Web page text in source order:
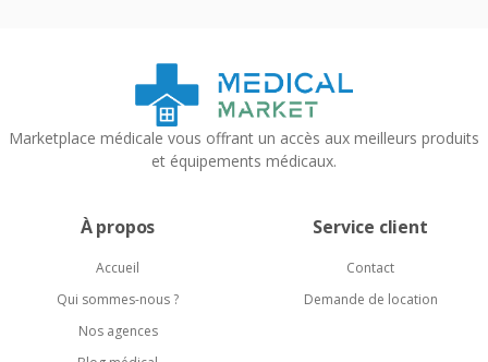
Marketplace médicale vous offrant un accès aux meilleurs produits
et équipements médicaux.
À propos
Accueil
Qui sommes-nous ?
Nos agences
Service client
Contact
Demande de location